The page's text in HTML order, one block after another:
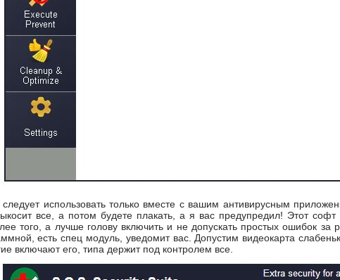
использовать только вместе с вашим антивирусным
все, а потом будете плакать, а я вас предупредил! Этот
того, а лучше голову включить и не допускать простых ошибок за
есть спец модуль, уведомит вас. Допустим видеокарта
включают его, типа держит под контролем все.